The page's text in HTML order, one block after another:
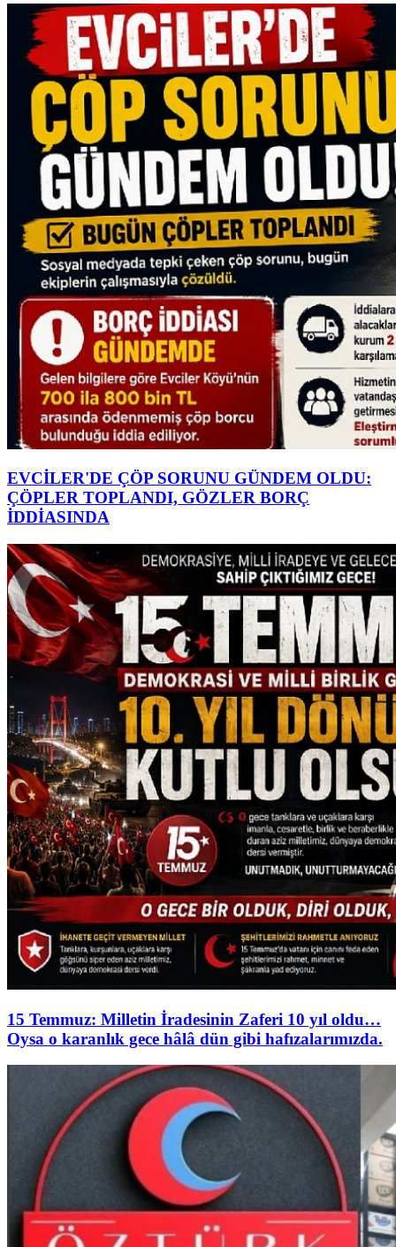
EVCİLER'DE ÇÖP SORUNU GÜNDEM OLDU:
ÇÖPLER TOPLANDI, GÖZLER BORÇ
İDDİASINDA
15 Temmuz: Milletin İradesinin Zaferi 10 yıl oldu…
Oysa o karanlık gece hâlâ dün gibi hafızalarımızda.